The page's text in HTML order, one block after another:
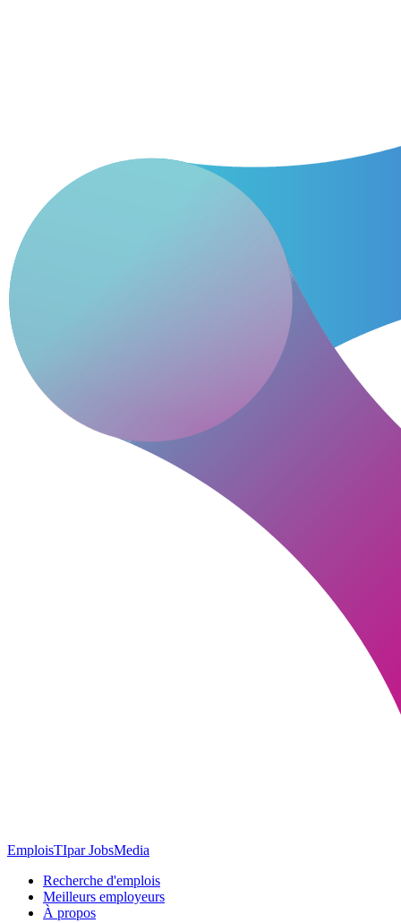
EmploisTIpar JobsMedia
Recherche d'emplois
Meilleurs employeurs
À propos